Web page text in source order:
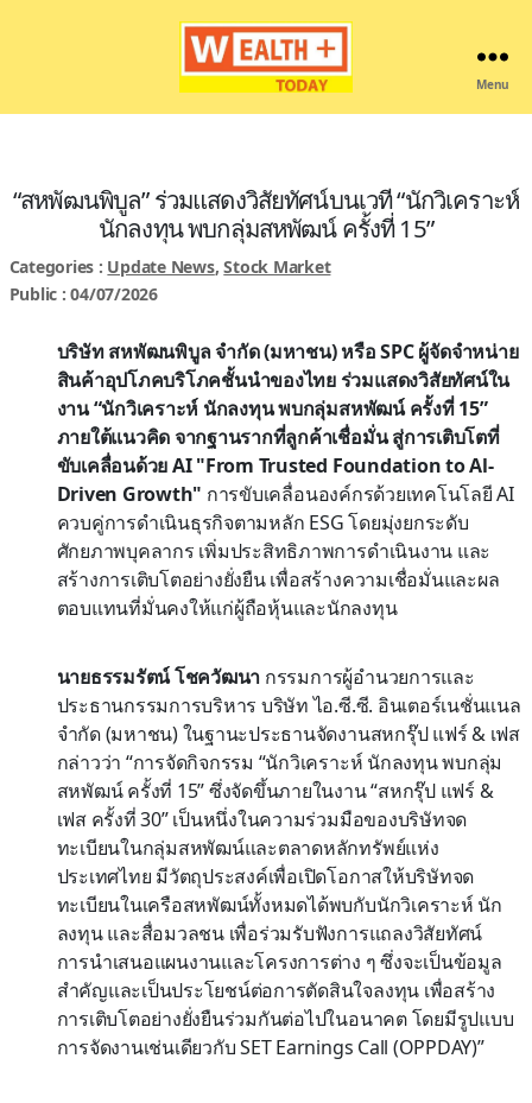
Menu
“สหพัฒนพิบูล” ร่วมแสดงวิสัยทัศน์บนเวที “นักวิเคราะห์
นักลงทุน พบกลุ่มสหพัฒน์ ครั้งที่ 15”
Categories : Update News,Stock Market
Public : 04/07/2026
บริษัท สหพัฒนพิบูล จำกัด (มหาชน) หรือ SPC ผู้จัดจำหน่าย
สินค้าอุปโภคบริโภคชั้นนำของไทย ร่วมแสดงวิสัยทัศน์ใน
งาน “นักวิเคราะห์ นักลงทุน พบกลุ่มสหพัฒน์ ครั้งที่ 15”
ภายใต้แนวคิด จากฐานรากที่ลูกค้าเชื่อมั่น สู่การเติบโตที่
ขับเคลื่อนด้วย AI "From Trusted Foundation to Al-
Driven Growth" การขับเคลื่อนองค์กรด้วยเทคโนโลยี AI
ควบคู่การดำเนินธุรกิจตามหลัก ESG โดยมุ่งยกระดับ
ศักยภาพบุคลากร เพิ่มประสิทธิภาพการดำเนินงาน และ
สร้างการเติบโตอย่างยั่งยืน เพื่อสร้างความเชื่อมั่นและผล
ตอบแทนที่มั่นคงให้แก่ผู้ถือหุ้นและนักลงทุน
นายธรรมรัตน์ โชควัฒนา กรรมการผู้อำนวยการและ
ประธานกรรมการบริหาร บริษัท ไอ.ซี.ซี. อินเตอร์เนชั่นแนล
จำกัด (มหาชน) ในฐานะประธานจัดงานสหกรุ๊ป แฟร์ & เฟส
กล่าวว่า “การจัดกิจกรรม “นักวิเคราะห์ นักลงทุน พบกลุ่ม
สหพัฒน์ ครั้งที่ 15” ซึ่งจัดขึ้นภายในงาน “สหกรุ๊ป แฟร์ &
เฟส ครั้งที่ 30” เป็นหนึ่งในความร่วมมือของบริษัทจด
ทะเบียนในกลุ่มสหพัฒน์และตลาดหลักทรัพย์แห่ง
ประเทศไทย มีวัตถุประสงค์เพื่อเปิดโอกาสให้บริษัทจด
ทะเบียนในเครือสหพัฒน์ทั้งหมดได้พบกับนักวิเคราะห์ นัก
ลงทุน และสื่อมวลชน เพื่อร่วมรับฟังการแถลงวิสัยทัศน์
การนำเสนอแผนงานและโครงการต่าง ๆ ซึ่งจะเป็นข้อมูล
สำคัญและเป็นประโยชน์ต่อการตัดสินใจลงทุน เพื่อสร้าง
การเติบโตอย่างยั่งยืนร่วมกันต่อไปในอนาคต โดยมีรูปแบบ
การจัดงานเช่นเดียวกับ SET Earnings Call (OPPDAY)”